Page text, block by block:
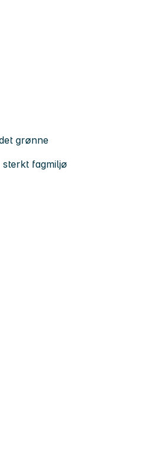
grønne
fagmiljø